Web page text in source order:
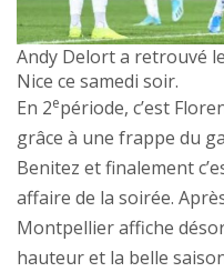
Andy Delort a retrouvé
Nice ce samedi soir.
En 2epériode, c’est
grâce à une frappe du
Benitez et finalement
affaire de la soirée.
Montpellier affiche
hauteur et la belle